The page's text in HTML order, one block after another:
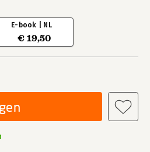
E-book | NL
€ 19,50